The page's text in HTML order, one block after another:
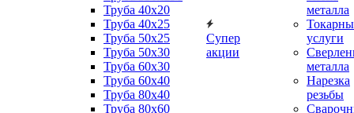
Труба 40x20
Труба 40x25
Труба 50x25
Труба 50x30
Труба 60x30
Труба 60x40
Труба 80x40
Труба 80x60
Супер
акции
металла
услуги
металла
Нарезка
резьбы